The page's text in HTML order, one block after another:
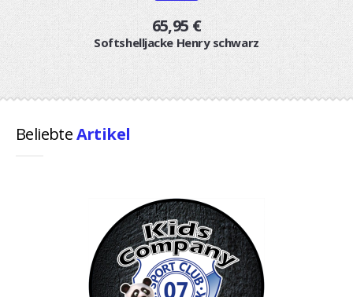
65,95 €
Softshelljacke Henry schwarz
BeliebteArtikel